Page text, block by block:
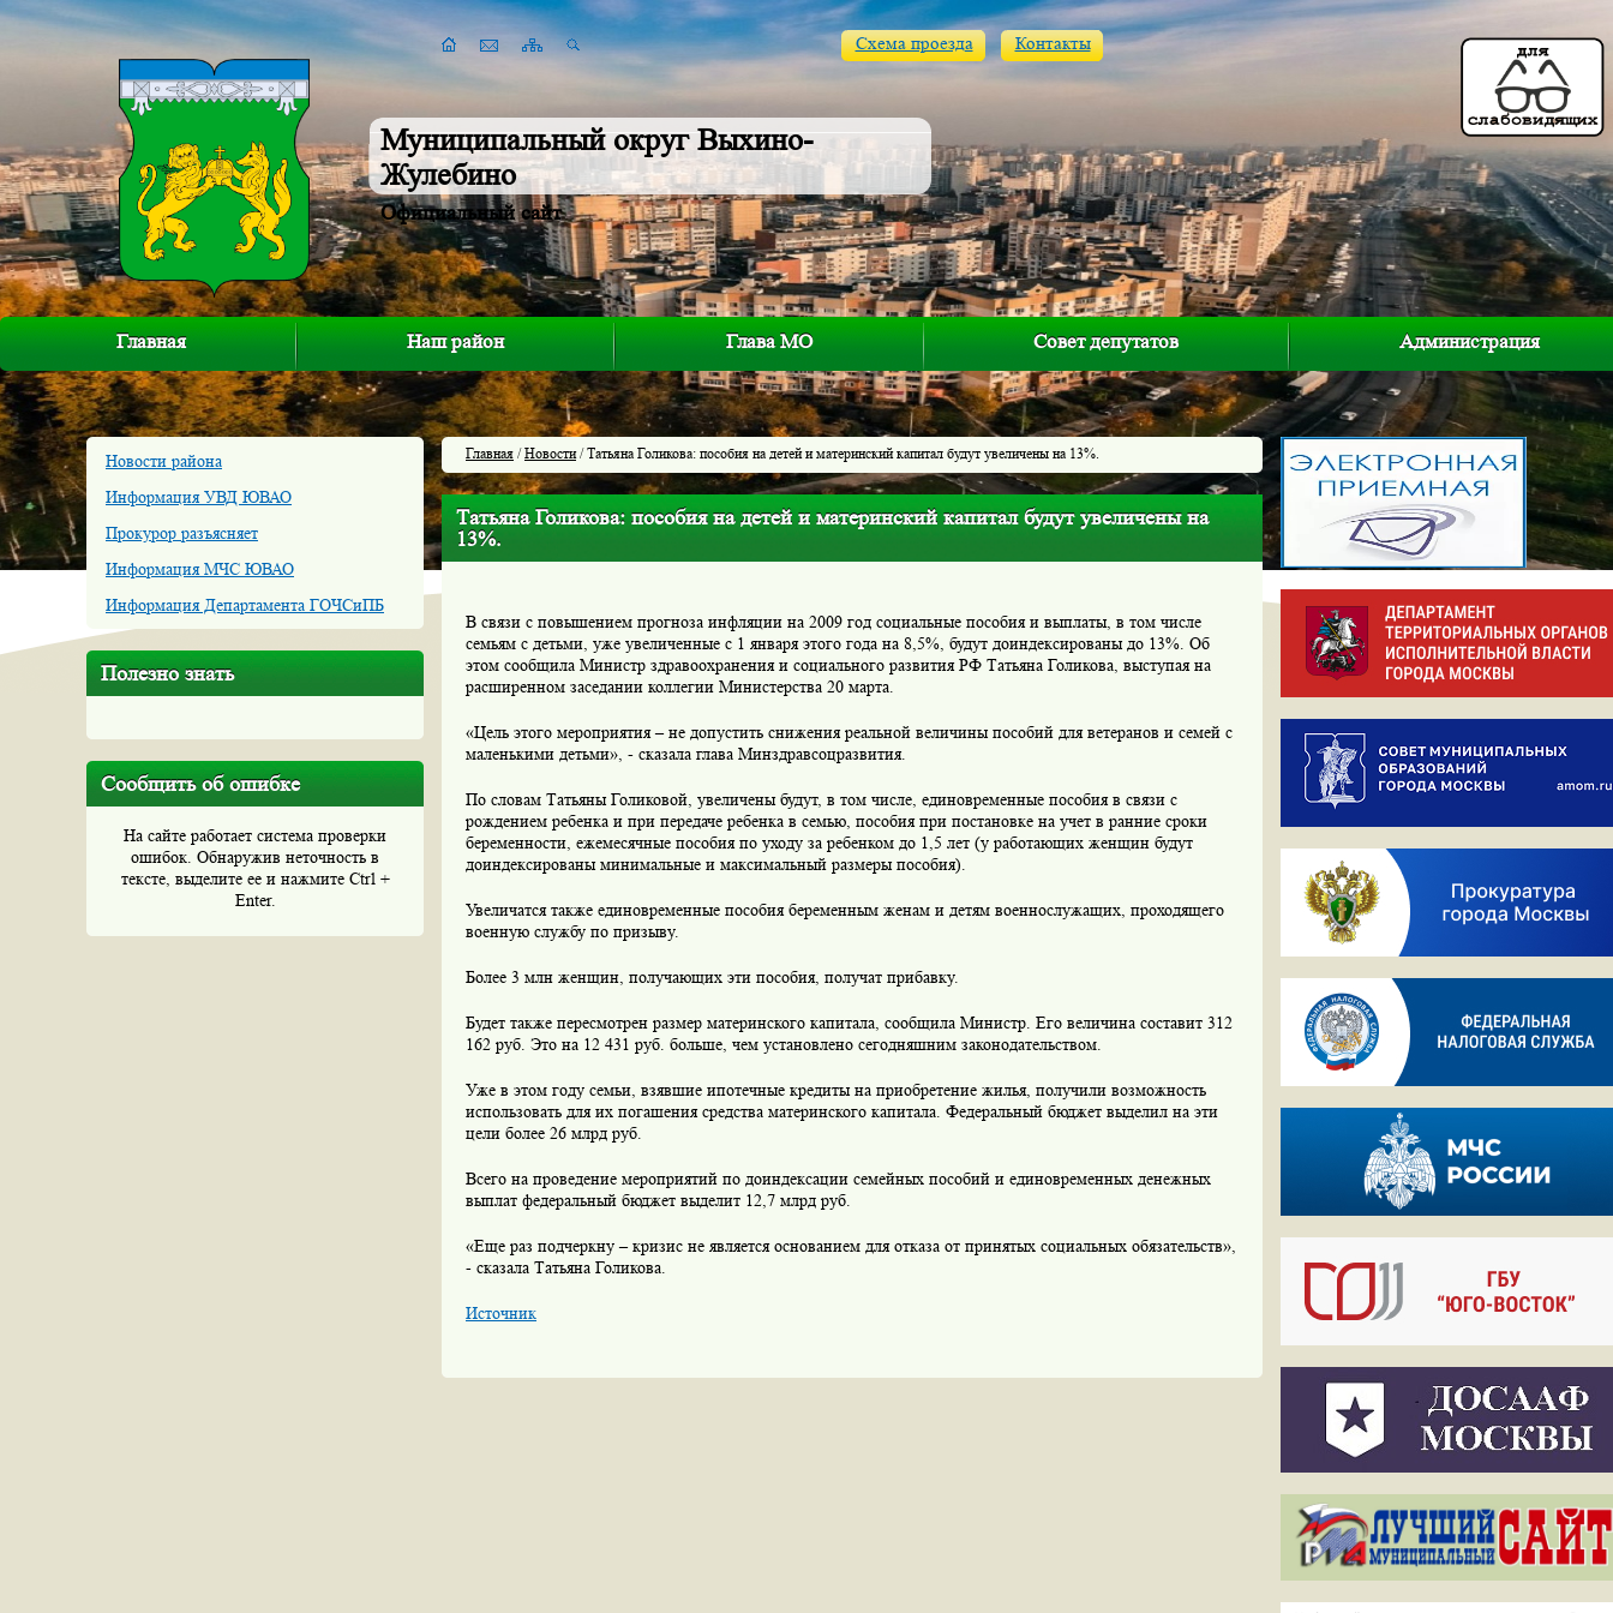
Муниципальный округ Выхино-
Жулебино
Официальный сайт
Схема проезда Контакты
Главная Наш район Глава МО Совет депутатов Администрация
Новости района
Информация УВД ЮВАО
Прокурор разъясняет
Информация МЧС ЮВАО
Информация Департамента ГОЧСиПБ
Полезно знать
Сообщить об ошибке
На сайте работает система проверки
ошибок. Обнаружив неточность в
тексте, выделите ее и нажмите Ctrl +
Enter.
Главная /Новости/ Татьяна Голикова: пособия на детей и материнский капитал будут увеличены на 13%.
Татьяна Голикова: пособия на детей и материнский капитал будут увеличены на
13%.
В связи с повышением прогноза инфляции на 2009 год социальные пособия и выплаты, в том числе
семьям с детьми, уже увеличенные с 1 января этого года на 8,5%, будут доиндексированы до 13%. Об
этом сообщила Министр здравоохранения и социального развития РФ Татьяна Голикова, выступая на
расширенном заседании коллегии Министерства 20 марта.
«Цель этого мероприятия – не допустить снижения реальной величины пособий для ветеранов и семей с
маленькими детьми», - сказала глава Минздравсоцразвития.
По словам Татьяны Голиковой, увеличены будут, в том числе, единовременные пособияв связи с
рождением ребенка и при передаче ребенка в семью, пособия при постановке на учет в ранние сроки
беременности, ежемесячные пособия по уходу за ребенком до 1,5 лет (у работающих женщин будут
доиндексированы минимальные и максимальный размеры пособия).
Увеличатся также единовременные пособия беременным женам и детям военнослужащих, проходящего
военную службу по призыву.
Более 3 млн женщин, получающих эти пособия, получат прибавку.
Будет также пересмотрен размер материнского капитала , сообщила Министр. Его величина составит 312
162 руб. Это на 12 431 руб. больше, чем установлено сегодняшним законодательством.
Уже в этом году семьи, взявшие ипотечные кредитына приобретение жилья, получили возможность
использовать для их погашения средства материнского капитала. Федеральный бюджет выделил на эти
цели более 26 млрд руб.
Всего на проведение мероприятий по доиндексации семейных пособий и единовременных денежных
выплат федеральный бюджет выделит 12,7 млрд руб.
«Еще раз подчеркну – кризис не является основанием для отказа от принятых социальных обязательств»,
- сказала Татьяна Голикова.
Источник